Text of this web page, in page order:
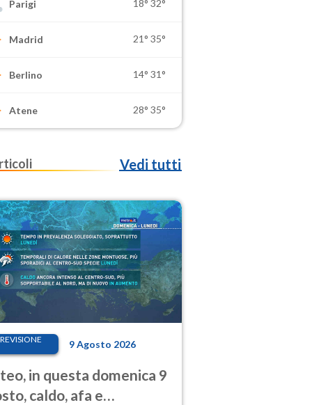
Parigi 18° 32°
Madrid 21° 35°
Berlino 14° 31°
Atene 28° 35°
Vedi tutti
9 Agosto 2026
in questa domenica 9
caldo, afa e